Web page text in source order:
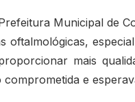
Municipal de
oftalmológicas,
mais
e